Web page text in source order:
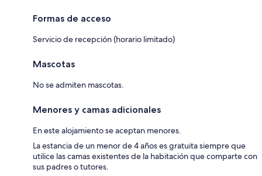
Formas de acceso
Servicio de recepción (horario limitado)
Mascotas
No se admiten mascotas.
Menores y camas adicionales
En este alojamiento se aceptan menores.
La estancia de un menor de 4 años es gratuita siempre que
utilice las camas existentes de la habitación que comparte con
sus padres o tutores.